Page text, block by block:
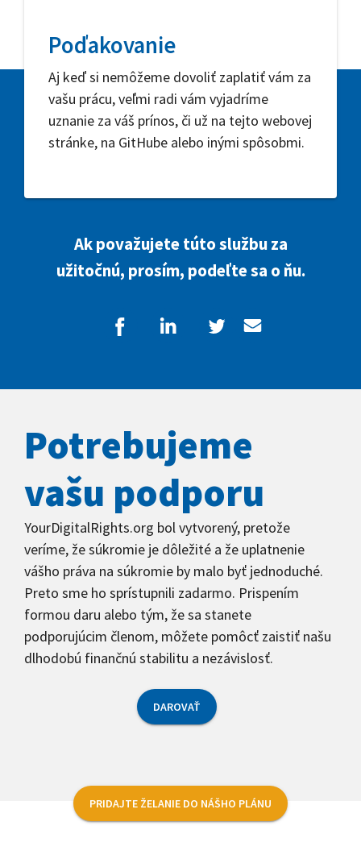
Poďakovanie
Aj keď si nemôžeme dovoliť zaplatiť vám za
vašu prácu, veľmi radi vám vyjadríme
uznanie za váš prínos, či už na tejto webovej
stránke, na GitHube alebo inými spôsobmi.
Ak považujete túto službu za
užitočnú, prosím, podeľte sa o ňu.
Potrebujeme
vašu podporu
YourDigitalRights.org bol vytvorený, pretože
veríme, že súkromie je dôležité a že uplatnenie
vášho práva na súkromie by malo byť jednoduché.
Preto sme ho sprístupnili zadarmo. Prispením
formou daru alebo tým, že sa stanete
podporujúcim členom, môžete pomôcť zaistiť našu
dlhodobú finančnú stabilitu a nezávislosť.
DAROVAŤ
PRIDAJTE ŽELANIE DO NÁŠHO PLÁNU